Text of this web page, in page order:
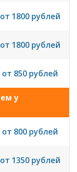
от 1800 рублей
от 1800 рублей
от 850 рублей
у
от 800 рублей
от 1350 рублей